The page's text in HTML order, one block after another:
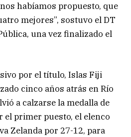
habíamos propuesto, que
mejores”, sostuvo el DT
una vez finalizado el
por el título, Islas Fiji
cinco años atrás en Río
a calzarse la medalla de
el primer puesto, el elenco
Zelanda por 27-12, para